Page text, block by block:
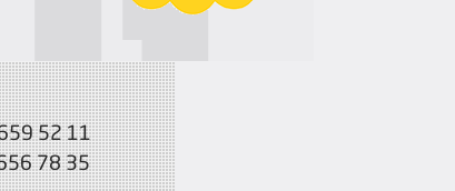
52 11
78 35